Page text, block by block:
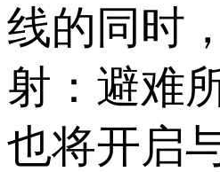
线的同时
射：避难
也将开启